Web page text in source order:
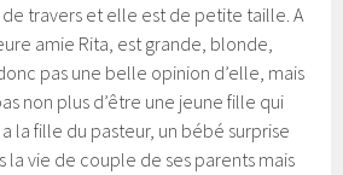
de travers et elle est de petite taille. A
amie Rita, est grande, blonde,
pas une belle opinion d’elle, mais
non plus d’être une jeune fille qui
la fille du pasteur, un bébé surprise
la vie de couple de ses parents mais